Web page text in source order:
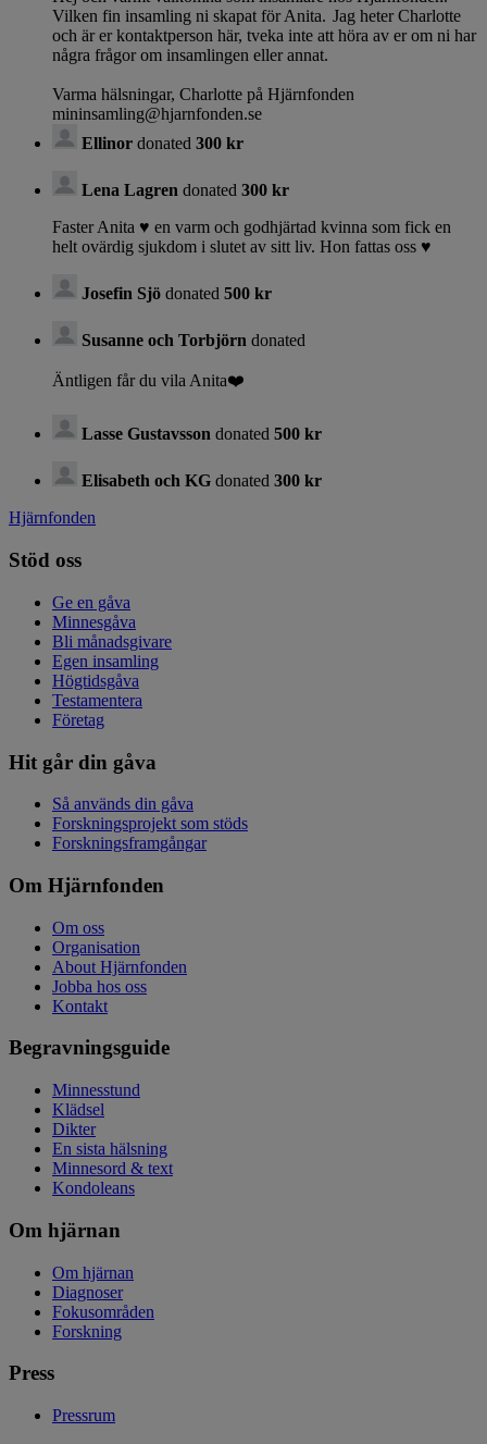
Vilken fin insamling ni skapat för Anita. Jag heter Charlotte
och är er kontaktperson här, tveka inte att höra av er om ni har
några frågor om insamlingen eller annat.
Varma hälsningar, Charlotte på Hjärnfonden
mininsamling@hjarnfonden.se
Ellinor donated 300 kr
Lena Lagren donated 300 kr
Faster Anita ♥️ en varm och godhjärtad kvinna som fick en
helt ovärdig sjukdom i slutet av sitt liv. Hon fattas oss ♥️
Josefin Sjö donated 500 kr
Susanne och Torbjörn donated
Äntligen får du vila Anita❤️
Lasse Gustavsson donated 500 kr
Elisabeth och KG donated 300 kr
Hjärnfonden
Stöd oss
Ge en gåva
Minnesgåva
Bli månadsgivare
Egen insamling
Högtidsgåva
Testamentera
Företag
Hit går din gåva
Så används din gåva
Forskningsprojekt som stöds
Forskningsframgångar
Om Hjärnfonden
Om oss
Organisation
About Hjärnfonden
Jobba hos oss
Kontakt
Begravningsguide
Minnesstund
Klädsel
Dikter
En sista hälsning
Minnesord & text
Kondoleans
Om hjärnan
Om hjärnan
Diagnoser
Fokusområden
Forskning
Press
Pressrum